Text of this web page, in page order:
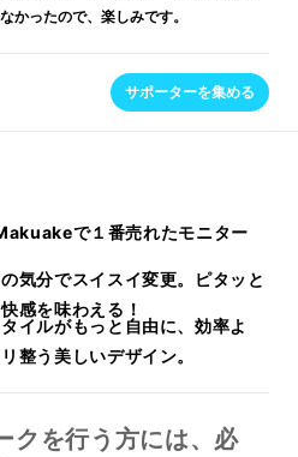
かったので、楽しみです。
サポーターを集める
で１番売れたモニター
気分でスイスイ変更。ピタッと
感を味わえる！
イルがもっと自由に、効率よ
整う美しいデザイン。
クを行う方には、必